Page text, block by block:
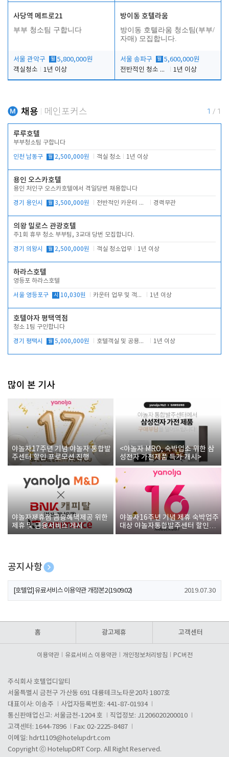
사당역 메트로21
부부 청소팀 구합니다
서울 관악구 월 5,800,000원
객실청소
1년 이상
방이동 호텔라움
방이동 호텔라움 청소팀(부부/
자매) 모집합니다.
서울 송파구 월 5,600,000원
전반적인 청소 업무(객실청소.객실정리)
1년 이상
채용 메인포커스 1 / 1
루루호텔
부부청소팀 구합니다
인천 남동구 월 2,500,000원 객실 청소 1년 이상
용인 오스카호텔
용인 처인구 오스카호텔에서 격일당번 채용합니다
경기 용인시 월 3,500,000원 전반적인 카운터 업무 경력무관
의왕 밀로스 관광호텔
주1회 휴무 청소 부부팀, 3교대 당번 모집합니다.
경기 의왕시 월 2,500,000원 객실 청소업무 1년 이상
하라스호텔
영등포 하라스호텔
서울 영등포구 시 10,030원 카운터 업무 및 객실관리(청소상태 확인, 객실판매) 1년 이상
호텔야자 평택역점
청소 1팀 구인합니다
경기 평택시 월 5,000,000원 호텔객실 및 공용시설 청소 관리 1년 이상
많이 본 기사
야놀자17주년 기념 야놀자 통합발
주센터 할인 프로모션 진행
<야놀자 MRO, 숙박업소 위한 삼
성전자 가전제품 특가 개시>
야놀자제휴점 금융혜택제공 위한
제휴 및 금융서비스 게시
야놀자16주년 기념 제휴 숙박업주
대상 야놀자통합발주센터 할인쿠
폰 증정
공지사항
[호텔업] 개인정보 처리방침 개정본1 (19.09.02)
[호텔업] 유료서비스 이용약관 개정본2 (19.09.02) 2019.07.30
홈 광고제휴 고객센터
이용약관 유료서비스 이용약관 개인정보처리방침 PC버전
주식회사 호텔업디알티
서울특별시 금천구 가산동 691 대륭테크노타운20차 1807호
대표이사: 이송주
사업자등록번호: 441-87-01934
통신판매업신고: 서울금천-1204 호
직업정보: J1206020200010
고객센터: 1644-7896
Fax: 02-2225-8487
이메일: hdrt1109@hotelupdrt.com
Copyright ⓒ HotelupDRT Corp. All Right Reserved.